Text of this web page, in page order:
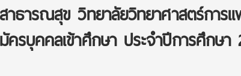
าธารณสุข วิทยาลัยวิทยาศาสตร์การ
รบุคคลเข้าศึกษา ประจำปีการศึกษา